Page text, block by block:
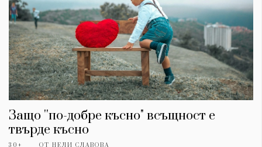
Защо ''по-добре късно" всъщност е
твърде късно
30+ ОТ НЕЛИ СЛАВОВА